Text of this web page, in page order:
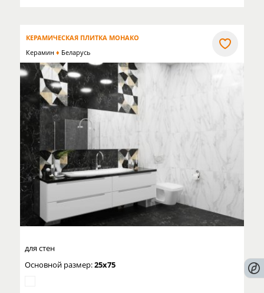
КЕРАМИЧЕСКАЯ ПЛИТКА МОНАКО
Керамин
Беларусь
для стен
Основной размер:25x75